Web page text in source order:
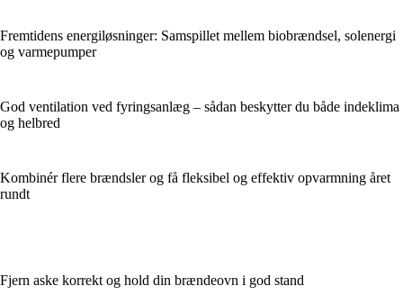
Fremtidens energiløsninger: Samspillet mellem biobrændsel, solenergi
og varmepumper
God ventilation ved fyringsanlæg – sådan beskytter du både indeklima
og helbred
Kombinér flere brændsler og få fleksibel og effektiv opvarmning året
rundt
Fjern aske korrekt og hold din brændeovn i god stand